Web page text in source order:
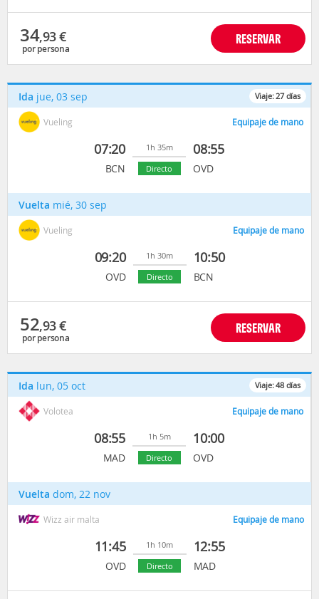
34,93€
por persona
RESERVAR
Viaje:27 días
Ida jue, 03 sep
Vueling Equipaje de mano
07:20
BCN
1h 35m
Directo
08:55
OVD
Vuelta mié, 30 sep
Vueling Equipaje de mano
09:20
OVD
1h 30m
Directo
10:50
BCN
52,93€
por persona
RESERVAR
Viaje:48 días
Ida lun, 05 oct
Volotea Equipaje de mano
08:55
MAD
1h 5m
Directo
10:00
OVD
Vuelta dom, 22 nov
Wizz air malta Equipaje de mano
11:45
OVD
1h 10m
Directo
12:55
MAD